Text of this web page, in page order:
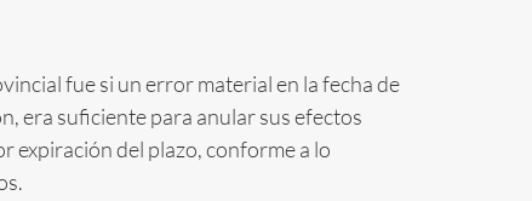
fue si un error material en la fecha de
era suficiente para anular sus efectos
expiración del plazo, conforme a lo